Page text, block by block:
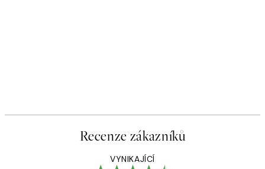
Recenze zákazníků
VYNIKAJÍCÍ